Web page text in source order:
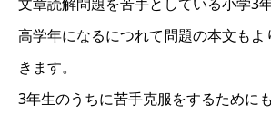
高学年になるにつれて問題の本文もよ
きます。
3年生のうちに苦手克服をするために